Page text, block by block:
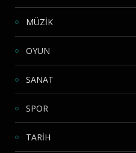
MÜZİK
OYUN
SANAT
SPOR
TARİH